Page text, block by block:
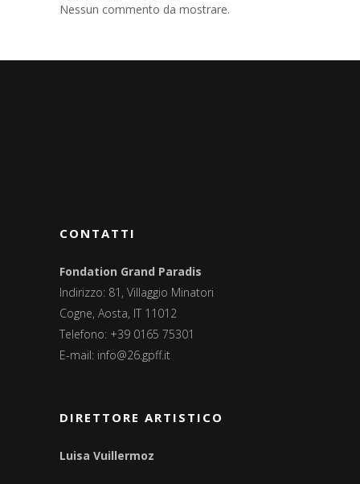
Nessun commento da mostrare.
CONTATTI
Fondation Grand Paradis
Indirizzo: 81, Villaggio Minatori
Cogne, Aosta, IT 11012
Telefono: +39 0165 75301
E-mail: info@26.gpff.it
DIRETTORE ARTISTICO
Luisa Vuillermoz